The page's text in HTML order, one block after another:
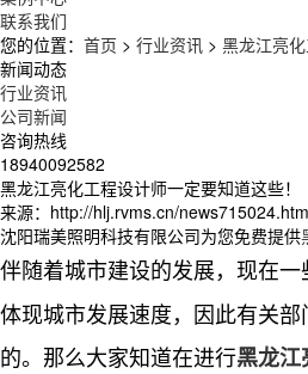
联系我们
您的位置： 首页 > 行业资讯 > 黑龙江亮
新闻动态
行业资讯
公司新闻
咨询热线
18940092582
黑龙江亮化工程设计师一定要知道这些！
来源：http://hlj.rvms.cn/
沈阳瑞美照明科技有限公司为您免费提供
伴随着城市建设的发展，现在
体现城市发展速度，因此有关
的。那么大家知道在进行黑龙